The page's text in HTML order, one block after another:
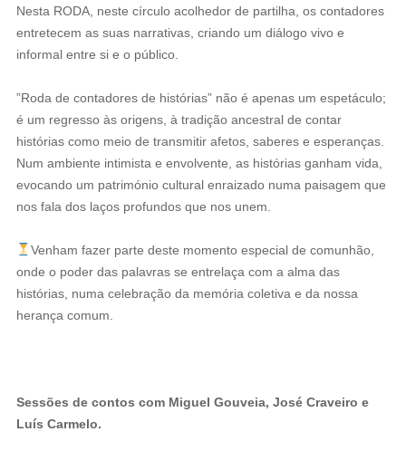
Nesta RODA, neste círculo acolhedor de partilha, os contadores
entretecem as suas narrativas, criando um diálogo vivo e
informal entre si e o público.
️”Roda de contadores de histórias” não é apenas um espetáculo;
é um regresso às origens, à tradição ancestral de contar
histórias como meio de transmitir afetos, saberes e esperanças.
Num ambiente intimista e envolvente, as histórias ganham vida,
evocando um património cultural enraizado numa paisagem que
nos fala dos laços profundos que nos unem.
Venham fazer parte deste momento especial de comunhão,
onde o poder das palavras se entrelaça com a alma das
histórias, numa celebração da memória coletiva e da nossa
herança comum.
Sessões de contos com Miguel Gouveia, José Craveiro e
Luís Carmelo.